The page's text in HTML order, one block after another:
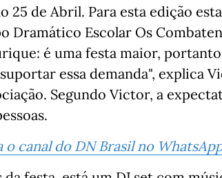
25 de Abril. Para esta edição
Dramático Escolar Os
é uma festa maior,
essa demanda", explica
Segundo Victor, a
o canal do DN Brasil no